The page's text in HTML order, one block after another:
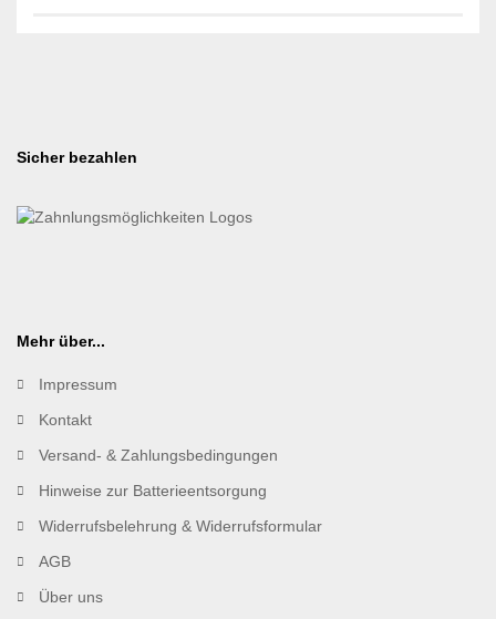
Sicher bezahlen
Mehr über...
Impressum
Kontakt
Versand- & Zahlungsbedingungen
Hinweise zur Batterieentsorgung
Widerrufsbelehrung & Widerrufsformular
AGB
Über uns